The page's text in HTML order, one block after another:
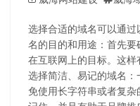
选择合适的域名可以通
名的目的和用途：首先
在互联网上的目标。这样
选择简洁、易记的域名
免使用长字符串或者复